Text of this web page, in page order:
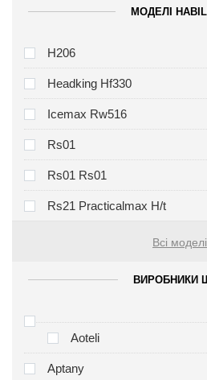
МОДЕЛІ
H206
Headking Hf330
Icemax Rw516
Rs01
Rs01 Rs01
Rs21 Practicalmax H/t
Всі моделі
ВИРОБНИКИ
Aoteli
Aptany